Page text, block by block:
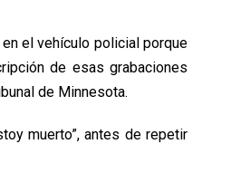
en el vehículo policial porque
de esas grabaciones
de Minnesota.
muerto”, antes de repetir